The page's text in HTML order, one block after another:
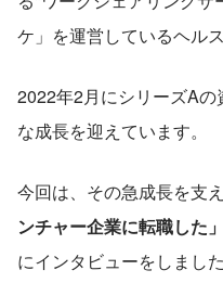
ケ」を運営しているヘル
2022年2月にシリーズA
な成長を迎えています。
今回は、その急成長を支
ンチャー企業に転職した
にインタビューをしました